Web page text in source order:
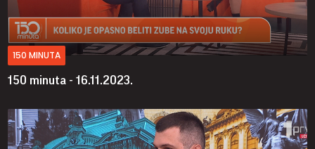
150 MINUTA
150 minuta - 16.11.2023.